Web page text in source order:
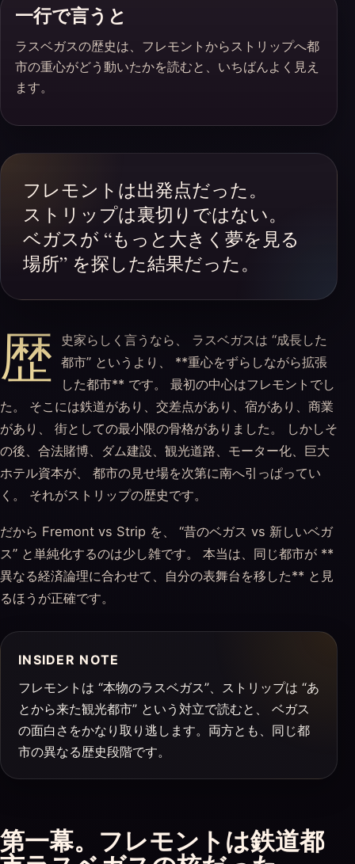
フレモントは出発点だった。
ストリップは裏切りではない。
ベガスが “もっと大きく夢を見る
場所” を探した結果だった。
歴
史家らしく言うなら、 ラスベガスは “成長した
都市” というより、 **重心をずらしながら拡張
した都市** です。 最初の中心はフレモントでし
た。 そこには鉄道があり、交差点があり、宿があり、商業
があり、 街としての最小限の骨格がありました。 しかしそ
の後、合法賭博、ダム建設、観光道路、モーター化、巨大
ホテル資本が、 都市の見せ場を次第に南へ引っぱってい
く。 それがストリップの歴史です。
だから Fremont vs Strip を、 “昔のベガス vs 新しいベガ
ス” と単純化するのは少し雑です。 本当は、同じ都市が **
異なる経済論理に合わせて、自分の表舞台を移した** と見
るほうが正確です。
INSIDER NOTE
フレモントは “本物のラスベガス”、ストリップは “あ
とから来た観光都市” という対立で読むと、 ベガス
の面白さをかなり取り逃します。両方とも、同じ都
市の異なる歴史段階です。
第一幕。フレモントは鉄道都
一行で言うと
ラスベガスの歴史は、フレモントからストリップへ都
市の重心がどう動いたかを読むと、いちばんよく見え
ます。